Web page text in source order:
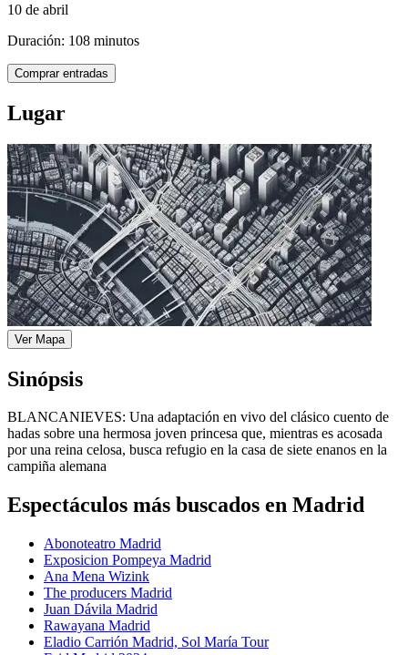
10 de abril
Duración: 108 minutos
Comprar entradas
Lugar
Ver Mapa
Sinópsis
BLANCANIEVES: Una adaptación en vivo del clásico cuento de
hadas sobre una hermosa joven princesa que, mientras es acosada
por una reina celosa, busca refugio en la casa de siete enanos en la
campiña alemana
Espectáculos más buscados en Madrid
Abonoteatro Madrid
Exposicion Pompeya Madrid
Ana Mena Wizink
The producers Madrid
Juan Dávila Madrid
Rawayana Madrid
Eladio Carrión Madrid, Sol María Tour